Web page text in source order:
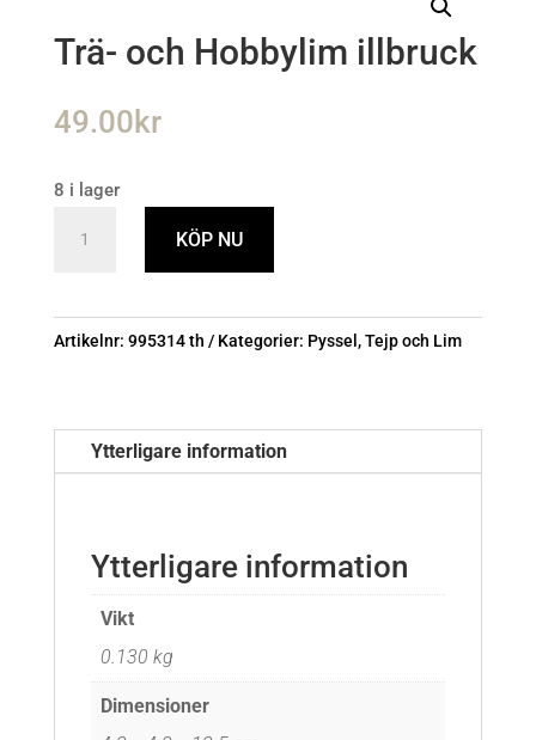
Trä- och Hobbylim illbruck
49.00kr
8 i lager
illbruck
mängd
KÖP NU
Artikelnr: 995314 th Kategorier: Pyssel ,Tejp och Lim
Ytterligare information
Ytterligare information
Vikt
0.130 kg
Dimensioner